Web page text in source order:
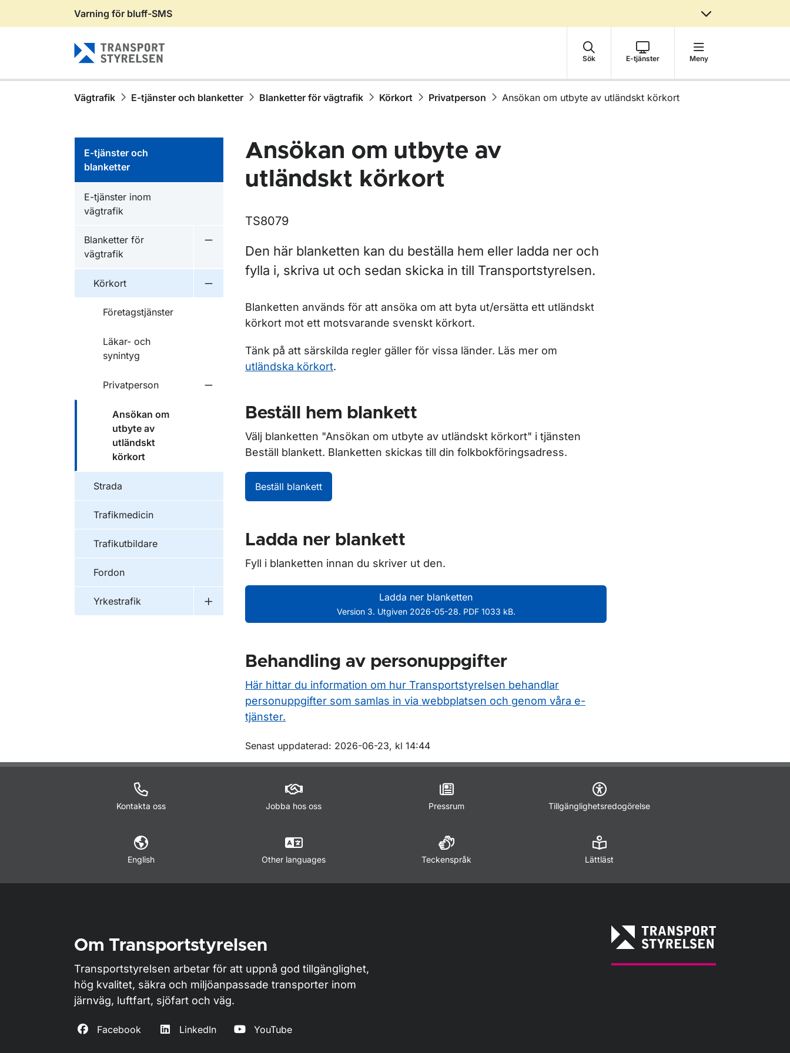
Gå till sidans innehåll
Varning för bluff-SMS
Sök E-tjänster Meny
Vägtrafik E-tjänster och blanketter Blanketter för vägtrafik Körkort Privatperson Ansökan om utbyte av utländskt körkort
E-tjänster och
blanketter
E-tjänster inom
vägtrafik
Blanketter för
vägtrafik
Undermeny för Blanketter för vägtrafik
Körkort
Företagstjänster
Läkar- och
synintyg
Privatperson
Ansökan om
utbyte av
utländskt
körkort
Strada
Trafikmedicin
Trafikutbildare
Fordon
Yrkestrafik
Undermeny för Yrkestrafik
Ansökan om utbyte av
utländskt körkort
TS8079
Den här blanketten kan du beställa hem eller ladda ner och
fylla i, skriva ut och sedan skicka in till Transportstyrelsen.
Blanketten används för att ansöka om att byta ut/ersätta ett utländskt
körkort mot ett motsvarande svenskt körkort.
Tänk på att särskilda regler gäller för vissa länder. Läs mer om
utländska körkort.
Beställ hem blankett
Välj blanketten "Ansökan om utbyte av utländskt körkort" i tjänsten
Beställ blankett. Blanketten skickas till din folkbokföringsadress.
Beställ blankett
Ladda ner blankett
Fyll i blanketten innan du skriver ut den.
Ladda ner blanketten
Version 3. Utgiven 2026-05-28. PDF 1033 kB.
Behandling av personuppgifter
Här hittar du information om hur Transportstyrelsen behandlar
personuppgifter som samlas in via webbplatsen och genom våra e-
tjänster.
Om sidan
Senast uppdaterad: 2026-06-23, kl 14:44
Kontakta oss Jobba hos oss Pressrum Tillgänglighetsredogörelse
English Other languages Teckenspråk Lättläst
Om Transportstyrelsen
Transportstyrelsen arbetar för att uppnå god tillgänglighet,
hög kvalitet, säkra och miljöanpassade transporter inom
järnväg, luftfart, sjöfart och väg.
Facebook LinkedIn YouTube